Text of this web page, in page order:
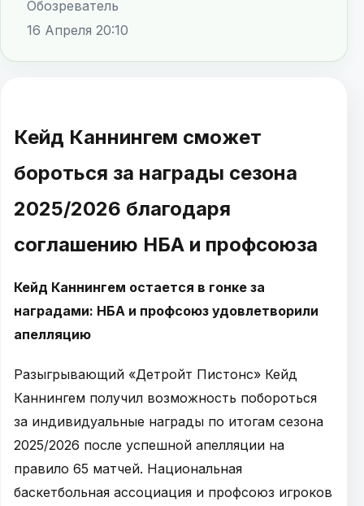
Обозреватель
16 Апреля 20:10
Кейд Каннингем сможет
бороться за награды сезона
2025/2026 благодаря
соглашению НБА и профсоюза
Кейд Каннингем остается в гонке за
наградами: НБА и профсоюз удовлетворили
апелляцию
Разыгрывающий «Детройт Пистонс» Кейд
Каннингем получил возможность побороться
за индивидуальные награды по итогам сезона
2025/2026 после успешной апелляции на
правило 65 матчей. Национальная
баскетбольная ассоциация и профсоюз игроков